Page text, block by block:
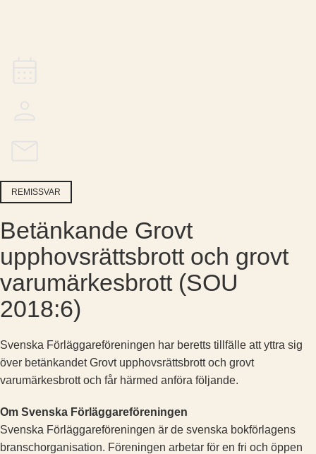
REMISSVAR
Betänkande Grovt
upphovsrättsbrott och grovt
varumärkesbrott (SOU
2018:6)
Svenska Förläggareföreningen har beretts tillfälle att yttra sig
över betänkandet Grovt upphovsrättsbrott och grovt
varumärkesbrott och får härmed anföra följande.
Om Svenska Förläggareföreningen
Svenska Förläggareföreningen är de svenska bokförlagens
branschorganisation. Föreningen arbetar för en fri och öppen